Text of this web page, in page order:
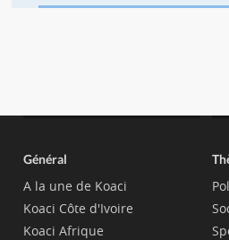
Général
A la une de Koaci
Koaci Côte d'Ivoire
Koaci Afrique